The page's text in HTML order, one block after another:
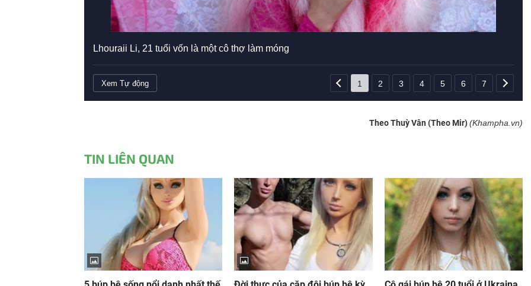
Lhouraii Li, 21 tuổi vốn là một cô thợ làm móng
Xem Tự động 1 2 3 4 5 6 7
Theo Thuỳ Vân (Theo Mir)(Khampha.vn)
TIN LIÊN QUAN